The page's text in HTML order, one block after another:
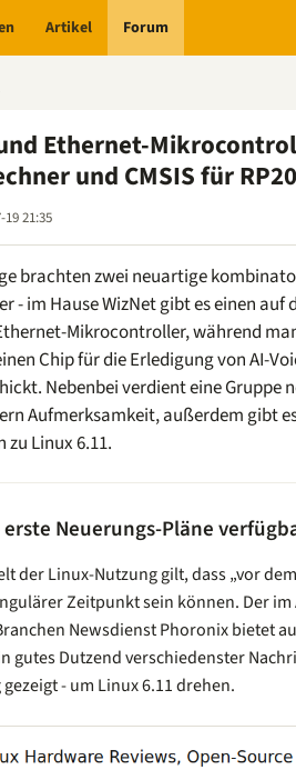
Artikel Forum
Ethernet-
und CMSIS für
19 21:35
brachten zwei neuartige
- im Hause WizNet gibt es einen auf
Mikrocontroller, während
Chip für die Erledigung von AI-
Nebenbei verdient eine Gruppe
Aufmerksamkeit, außerdem gibt
Linux 6.11.
Neuerungs-Pläne
der Linux-Nutzung gilt, dass „vor
Zeitpunkt sein können. Der
Newsdienst Phoronix bietet
gutes Dutzend verschiedenster
- um Linux 6.11 drehen.